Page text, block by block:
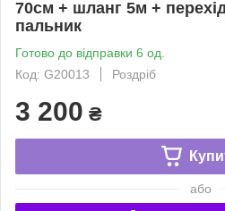
70см + шланг 5м +
пальник
Готово до відправки 6 од.
Код: G20013
Роздріб
3 200 ₴
або